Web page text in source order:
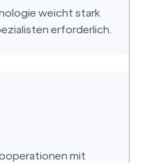
weicht stark
erforderlich.
mit